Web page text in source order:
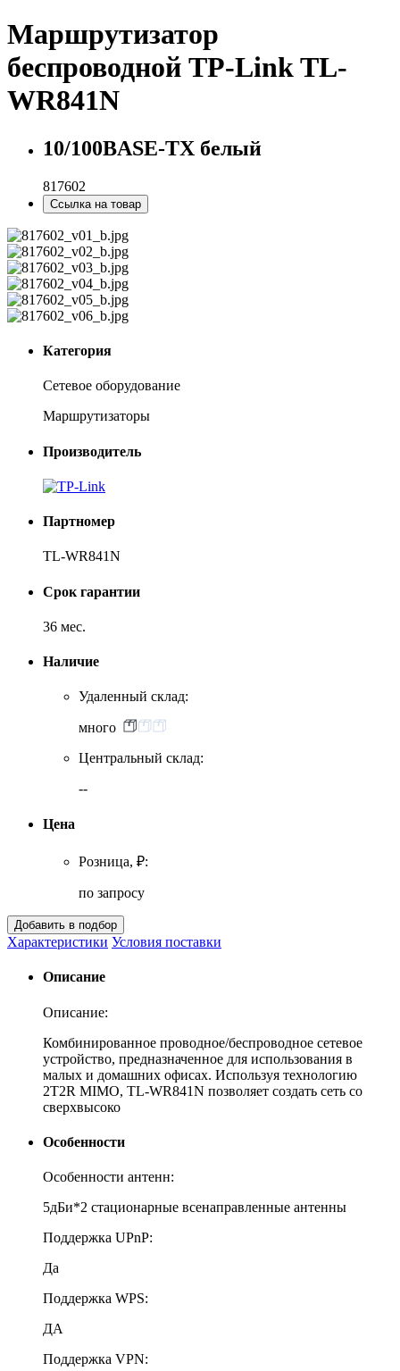
Маршрутизатор
беспроводной TP-Link TL-
WR841N
10/100BASE-TX белый
817602
Ссылка на товар
Категория
Сетевое оборудование
Маршрутизаторы
Производитель
Партномер
TL-WR841N
Срок гарантии
36 мес.
Наличие
Удаленный склад:
много
Центральный склад:
--
Цена
Розница, ₽:
по запросу
Характеристики Условия поставки
Описание
Описание:
Комбинированное проводное/беспроводное сетевое
устройство, предназначенное для использования в
малых и домашних офисах. Используя технологию
2T2R MIMO, TL-WR841N позволяет создать сеть со
сверхвысоко
Особенности
Особенности антенн:
5дБи*2 стационарные всенаправленные антенны
Поддержка UPnP:
Да
Поддержка WPS:
ДА
Поддержка VPN: